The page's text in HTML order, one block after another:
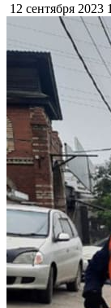
12 сентября 2023